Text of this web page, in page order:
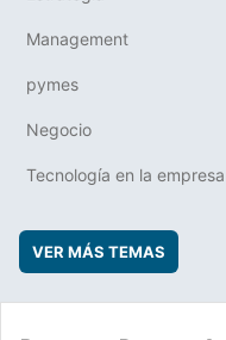
Management
pymes
Negocio
Tecnología en la empresa
VER MÁS TEMAS